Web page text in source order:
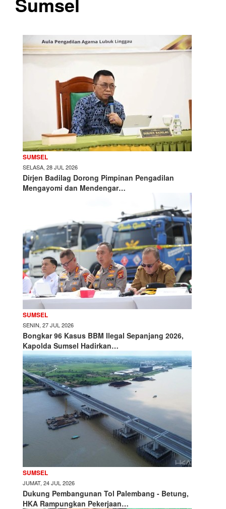
SUMSEL
SELASA, 28 JUL 2026
Dirjen Badilag Dorong Pimpinan Pengadilan
Mengayomi dan Mendengar…
SUMSEL
SENIN, 27 JUL 2026
Bongkar 96 Kasus BBM Ilegal Sepanjang 2026,
Kapolda Sumsel Hadirkan…
SUMSEL
JUMAT, 24 JUL 2026
Dukung Pembangunan Tol Palembang - Betung,
HKA Rampungkan Pekerjaan…